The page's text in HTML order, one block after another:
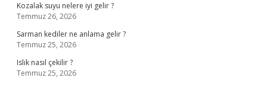
Kozalak suyu nelere iyi gelir ?
Temmuz 26, 2026
Sarman kediler ne anlama gelir ?
Temmuz 25, 2026
Islık nasıl çekilir ?
Temmuz 25, 2026